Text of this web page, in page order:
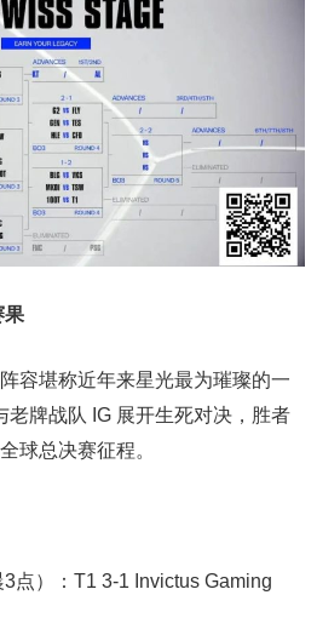
果
容堪称近年来星光最为璀璨的一
老牌战队 IG 展开生死对决，胜者
球总决赛征程。
点）：T1 3-1 Invictus Gaming